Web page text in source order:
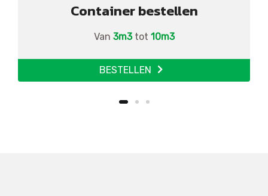
Container bestellen
Van 3m3 tot 10m3
BESTELLEN